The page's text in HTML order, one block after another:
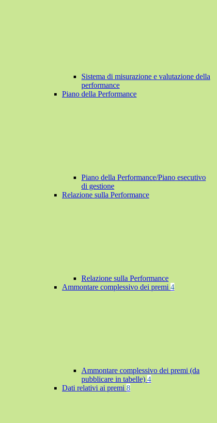
Sistema di misurazione e valutazione della
performance
Piano della Performance
Piano della Performance/Piano esecutivo
di gestione
Relazione sulla Performance
Relazione sulla Performance
Ammontare complessivo dei premi 4
Ammontare complessivo dei premi (da
pubblicare in tabelle) 4
Dati relativi ai premi 8